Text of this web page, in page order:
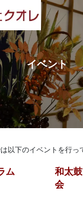
イベント
以下のイベントを行っ
ム
和太
会